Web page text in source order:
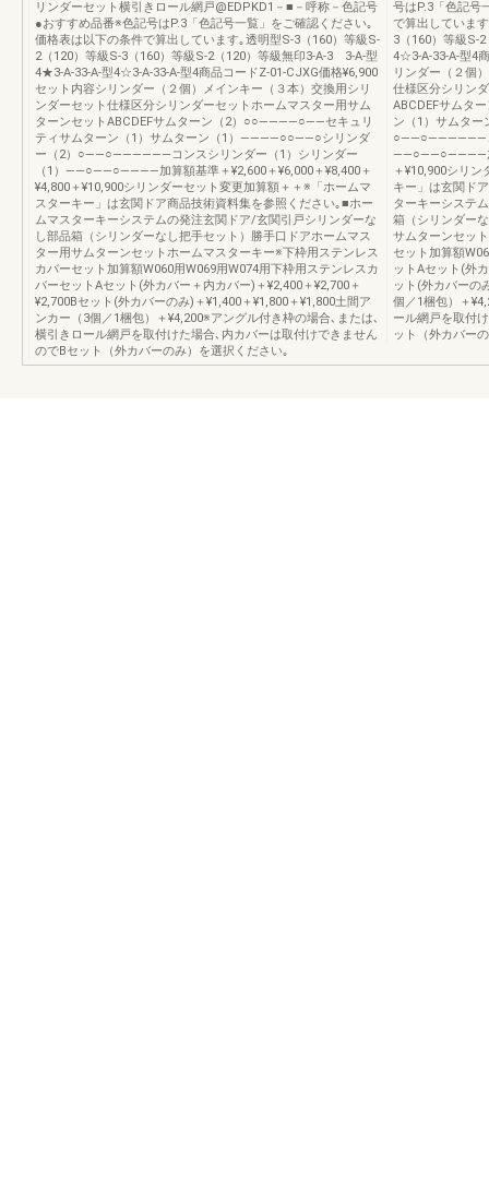
リンダーセット横引きロール網戸@EDPKD1－■－呼称－色記号
●おすすめ品番※色記号はP.3「色記号一覧」をご確認ください｡
価格表は以下の条件で算出しています｡透明型S-3（160）等級S-
2（120）等級S-3（160）等級S-2（120）等級無印3-A-3 3-A-型
4★3-A-33-A-型4☆3-A-33-A-型4商品コードZ-01-CJXG価格¥6,900
セット内容シリンダー（２個）メインキー（３本）交換用シリ
ンダーセット仕様区分シリンダーセットホームマスター用サム
ターンセットABCDEFサムターン（2）○○――――○――セキュリ
ティサムターン（1）サムターン（1）――――○○――○シリンダ
ー（2）○――○――――――コンスシリンダー（1）シリンダー
（1）――○――○――――加算額基準＋¥2,600＋¥6,000＋¥8,400＋
¥4,800＋¥10,900シリンダーセット変更加算額＋＋※「ホームマ
スターキー」は玄関ドア商品技術資料集を参照ください｡■ホー
ムマスターキーシステムの発注玄関ドア/玄関引戸シリンダーな
し部品箱（シリンダーなし把手セット）勝手口ドアホームマス
ター用サムターンセットホームマスターキー※下枠用ステンレス
カバーセット加算額W060用W069用W074用下枠用ステンレスカ
バーセットAセット(外カバー＋内カバー)＋¥2,400＋¥2,700＋
¥2,700Bセット(外カバーのみ)＋¥1,400＋¥1,800＋¥1,800土間ア
ンカー（3個／1梱包）＋¥4,200※アングル付き枠の場合､または､
横引きロール網戸を取付けた場合､内カバーは取付けできません
のでBセット（外カバーのみ）を選択ください｡
号はP.3「色記号
で算出していま
3（160）等級S-
4☆3-A-33-A-型4
リンダー（２個
仕様区分シリン
ABCDEFサムタ
ン（1）サムタ
○――○――――――コ
――○――○――――加
＋¥10,900シリ
キー」は玄関ド
ターキーシステ
箱（シリンダー
サムターンセッ
セット加算額
ットAセット(外
ット(外カバーの
個／1梱包）＋
ール網戸を取付
ット（外カバー